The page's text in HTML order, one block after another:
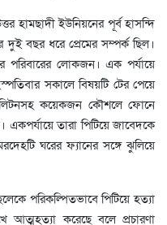
হামছাদী ইউনিয়নের পূর্ব হাসন্দি
দুই বছর ধরে প্রেমের সম্পর্ক ছিল।
পরিবারের লোকজন। এক পর্যায়ে
সকালে বিষয়টি টের পেয়ে
কয়েকজন কৌশলে ফোনে
একপর্যায়ে তারা পিটিয়ে জাবেদকে
ঘরের ফ্যানের সঙ্গে ঝুলিয়ে
পরিকল্পিতভাবে পিটিয়ে হত্যা
আত্মহত্যা করেছে বলে প্রচারণা